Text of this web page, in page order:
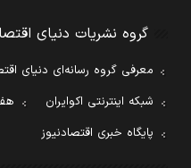
گروه نشریات دنیای
معرفی گروه رسانه‌ای دنیای
شبکه اینترنتی اکوایران
پایگاه خبری اقتصادنیوز